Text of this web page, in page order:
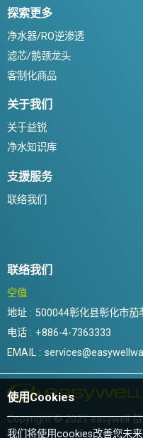
使用Cookies
我们将使用cookies改善您未
探索更多
净水器/RO逆渗透
滤芯/鹅颈龙头
客制化商品
关于我们
关于益锐
净水知识库
支援服务
联络我们
联络我们
空值
地址 : 500044彰化县彰化市茄
电话 : +886-4-7363333
EMAIL :
Copyright © 2021 easywell